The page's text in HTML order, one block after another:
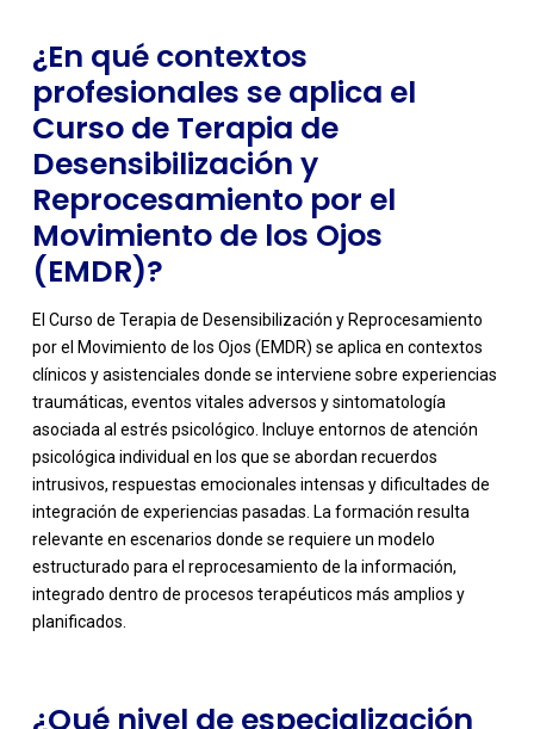
¿En qué contextos
profesionales se aplica el
Curso de Terapia de
Desensibilización y
Reprocesamiento por el
Movimiento de los Ojos
(EMDR)?
El Curso de Terapia de Desensibilización y Reprocesamiento
por el Movimiento de los Ojos (EMDR) se aplica en contextos
clínicos y asistenciales donde se interviene sobre experiencias
traumáticas, eventos vitales adversos y sintomatología
asociada al estrés psicológico. Incluye entornos de atención
psicológica individual en los que se abordan recuerdos
intrusivos, respuestas emocionales intensas y dificultades de
integración de experiencias pasadas. La formación resulta
relevante en escenarios donde se requiere un modelo
estructurado para el reprocesamiento de la información,
integrado dentro de procesos terapéuticos más amplios y
planificados.
-
¿Qué nivel de especialización